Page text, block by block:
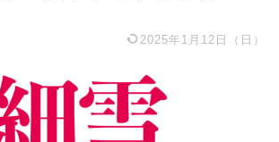
2025年1月12日（日）